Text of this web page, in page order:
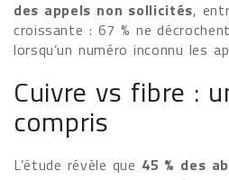
des appels non sollicités,
croissante : 67 % ne
lorsqu’un numéro inconnu les
Cuivre vs fibre :
compris
L’étude révèle que 45 % des